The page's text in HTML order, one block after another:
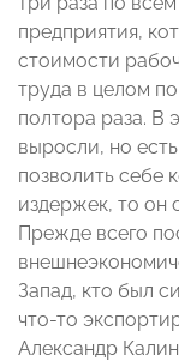
предприятия,
стоимости
труда в целом
полтора раза. В
выросли, но
позволить себе
издержек, то он
Прежде всего
Запад, кто был
что-то
Александр